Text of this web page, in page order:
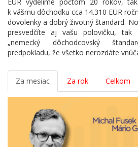
EUR vydelíme počtom 20 rokov,
k vášmu dôchodku cca 14.310 EUR
dovolenky a dobrý životný štandard.
presvedčíte aj vašu polovičku,
„nemecký dôchodcovský
predpokladu, že všetko nerozdáte
Za mesiac Za rok Celkom